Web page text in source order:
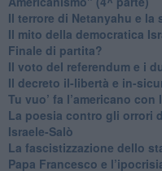
​Il terrore di Netanyahu e la
Il mito della democratica
​Finale di partita?
​Il voto del referendum e i
Il decreto il-libertà e in-
Tu vuo’ fa l’americano
La poesia contro gli orrori
Israele-Salò
​La fascistizzazione dello
Papa Francesco e